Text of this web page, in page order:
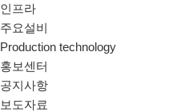
인프라
주요설비
Production technology
홍보센터
공지사항
보도자료